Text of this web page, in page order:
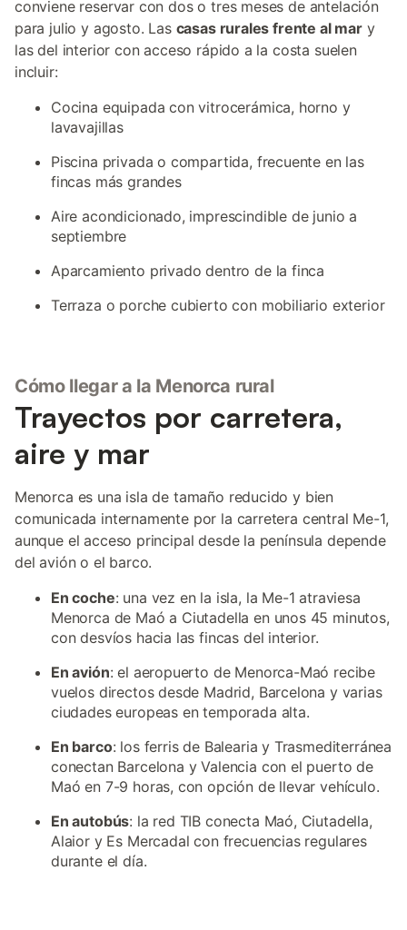
conviene reservar con dos o tres meses de antelación
para julio y agosto. Las casas rurales frente al mary
las del interior con acceso rápido a la costa suelen
incluir:
Cocina equipada con vitrocerámica, horno y
lavavajillas
Piscina privada o compartida, frecuente en las
fincas más grandes
Aire acondicionado, imprescindible de junio a
septiembre
Aparcamiento privado dentro de la finca
Terraza o porche cubierto con mobiliario exterior
Cómo llegar a la Menorca rural
Trayectos por carretera,
aire y mar
Menorca es una isla de tamaño reducido y bien
comunicada internamente por la carretera central Me-1,
aunque el acceso principal desde la península depende
del avión o el barco.
En coche: una vez en la isla, la Me-1 atraviesa
Menorca de Maó a Ciutadella en unos 45 minutos,
con desvíos hacia las fincas del interior.
En avión: el aeropuerto de Menorca-Maó recibe
vuelos directos desde Madrid, Barcelona y varias
ciudades europeas en temporada alta.
En barco: los ferris de Balearia y Trasmediterránea
conectan Barcelona y Valencia con el puerto de
Maó en 7-9 horas, con opción de llevar vehículo.
En autobús: la red TIB conecta Maó, Ciutadella,
Alaior y Es Mercadal con frecuencias regulares
durante el día.